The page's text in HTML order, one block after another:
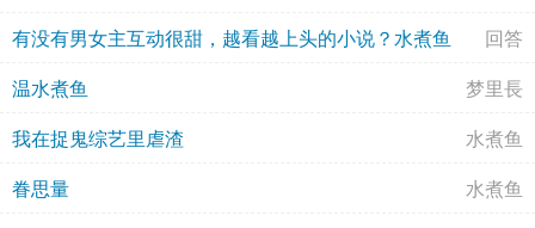
有没有男女主互动很甜，越看越上头的小说？水煮鱼 回答
温水煮鱼 梦里長
我在捉鬼综艺里虐渣 水煮鱼
眷思量 水煮鱼